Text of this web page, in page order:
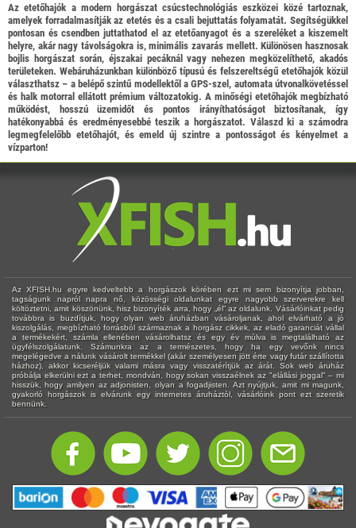
Az etetőhajók a modern horgászat csúcstechnológiás eszközei közé tartoznak,
amelyek forradalmasítják az etetés és a csali bejuttatás folyamatát. Segítségükkel
pontosan és csendben juttathatod el az etetőanyagot és a szereléket a kiszemelt
helyre, akár nagy távolságokra is, minimális zavarás mellett. Különösen hasznosak
bojlis horgászat során, éjszakai pecáknál vagy nehezen megközelíthető, akadós
területeken. Webáruházunkban különböző típusú és felszereltségű etetőhajók közül
választhatsz – a belépő szintű modellektől a GPS-szel, automata útvonalkövetéssel
és halk motorral ellátott prémium változatokig. A minőségi etetőhajók megbízható
működést, hosszú üzemidőt és pontos irányíthatóságot biztosítanak, így
hatékonyabbá és eredményesebbé teszik a horgászatot. Válaszd ki a számodra
legmegfelelőbb etetőhajót, és emeld új szintre a pontosságot és kényelmet a
vízparton!
Az XFISH.hu egyre kedveltebb a horgászok körében ezt mi sem bizonyítja jobban,
tagságunk napról napra nő, közösségi oldalunkat egyre nagyobb szerverekre kell
költöztetni, amit köszönünk, hisz bizonyíték arra, hogy „él” az oldalunk. Vásárlóinkat pedig
továbbra is buzdítjuk, hogy olyan web áruházban vásároljanak, ahol elvárható a jó
kiszolgálás, megbízható forrásból származnak a horgász cikkek, az eladó garanciát vállal
a termékekért, számla ellenében vásárolhatsz és egy év múlva is megtalálható az
ügyfélszolgálatunk. Számunkra az a természetes, hogy ha egy vevőnk nincs
megelégedve a nálunk vásárolt termékkel (akár személyesen jött érte vagy futár szállította
házhoz), akkor kicseréljük valami másra vagy visszatérítjük az árát. Sok web áruház
próbálja elkerülni ezt a terhet, mondván, hogy sokan visszaélnek az "elállási joggal" – mi
hisszük, hogy amilyen az adjonisten, olyan a fogadjisten. Azt nyújtjuk, amit mi magunk,
gyakorló horgászok is elvárunk egy internetes áruháztól, vásárlóink pont ezt szeretik
bennünk.